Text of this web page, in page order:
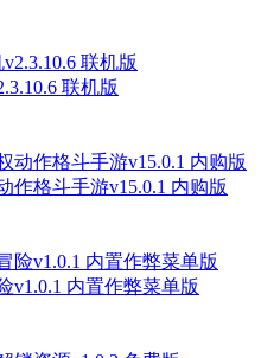
联机版
作格斗手游v15.0.1 内购版
v1.0.1 内置作弊菜单版